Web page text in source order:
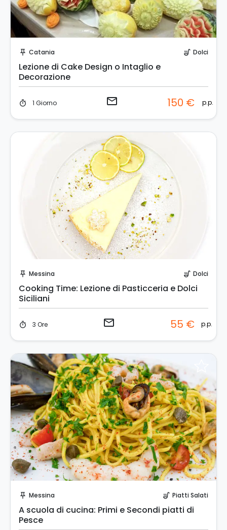
push_pin Catania soup_kitchen Dolci
Lezione di Cake Design o Intaglio e
Decorazione
timer 1 Giorno email 150 € p.p.
push_pin Messina soup_kitchen Dolci
Cooking Time: Lezione di Pasticceria e Dolci
Siciliani
timer 3 Ore email 55 € p.p.
push_pin Messina soup_kitchen Piatti Salati
A scuola di cucina: Primi e Secondi piatti di
Pesce